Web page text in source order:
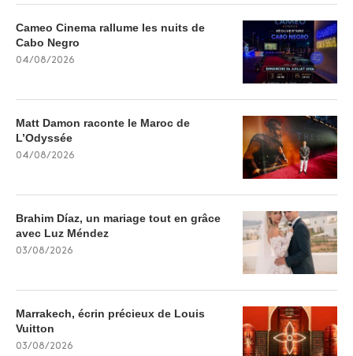
Cameo Cinema rallume les nuits de
Cabo Negro
04/08/2026
Matt Damon raconte le Maroc de
L’Odyssée
04/08/2026
Brahim Díaz, un mariage tout en grâce
avec Luz Méndez
03/08/2026
Marrakech, écrin précieux de Louis
Vuitton
03/08/2026